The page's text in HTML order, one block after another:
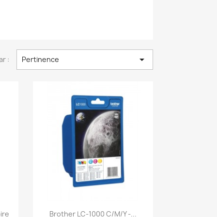
: Pertinence 
Aperçu rapide
Brother LC-1000 C/M/Y -...